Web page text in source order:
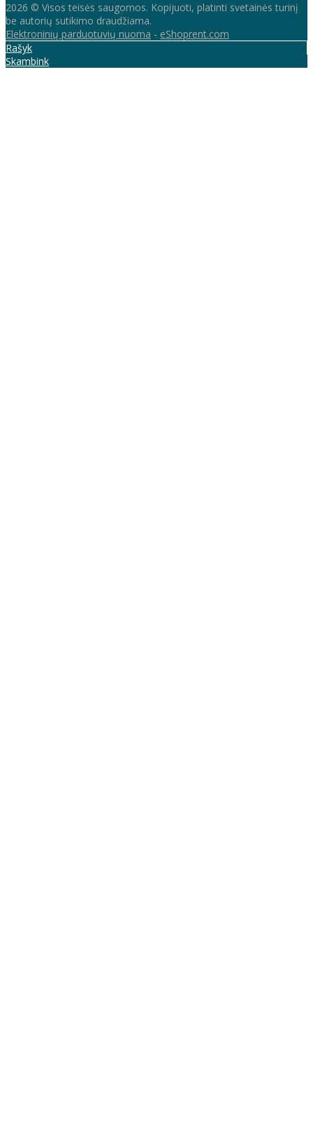
2026 © Visos teisės saugomos. Kopijuoti, platinti svetainės turinį
be autorių sutikimo draudžiama.
Elektroninių parduotuvių nuoma - eShoprent.com
Rašyk
Skambink